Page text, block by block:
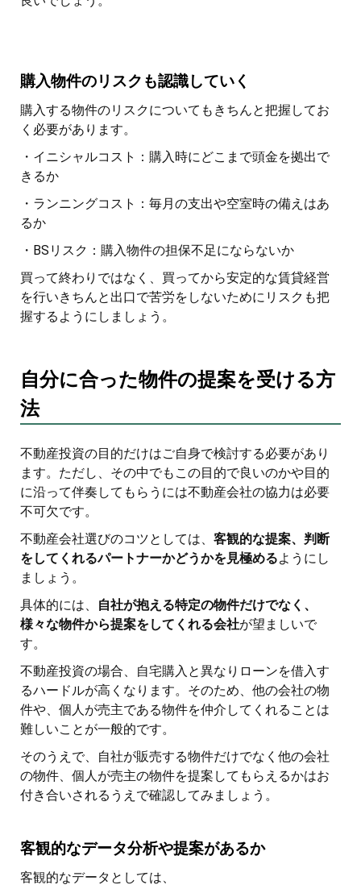
購入物件のリスクも認識していく
購入する物件のリスクについてもきちんと把握してお
く必要があります。
・イニシャルコスト：購入時にどこまで頭金を拠出で
きるか
・ランニングコスト：毎月の支出や空室時の備えはあ
るか
・BSリスク：購入物件の担保不足にならないか
買って終わりではなく、買ってから安定的な賃貸経営
を行いきちんと出口で苦労をしないためにリスクも把
握するようにしましょう。
自分に合った物件の提案を受ける方
法
不動産投資の目的だけはご自身で検討する必要があり
ます。ただし、その中でもこの目的で良いのかや目的
に沿って伴奏してもらうには不動産会社の協力は必要
不可欠です。
不動産会社選びのコツとしては、 客観的な提案、判断
をしてくれるパートナーかどうかを見極めるようにし
ましょう。
具体的には、
自社が抱える特定の物件だけでなく、
様々な物件から提案をしてくれる会社が望ましいで
す。
不動産投資の場合、自宅購入と異なりローンを借入す
るハードルが高くなります。そのため、他の会社の物
件や、個人が売主である物件を仲介してくれることは
難しいことが一般的です。
そのうえで、自社が販売する物件だけでなく他の会社
の物件、個人が売主の物件を提案してもらえるかはお
付き合いされるうえで確認してみましょう。
客観的なデータ分析や提案があるか
客観的なデータとしては、